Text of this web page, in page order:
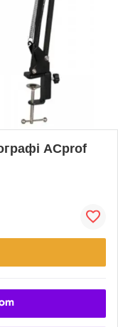
ACprof